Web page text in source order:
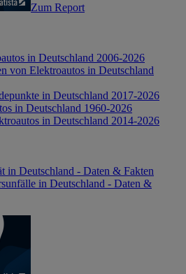
Zum Report
in Deutschland 2006-2026
von Elektroautos in Deutschland
in Deutschland 2017-2026
in Deutschland 1960-2026
in Deutschland 2014-2026
in Deutschland - Daten & Fakten
in Deutschland - Daten &